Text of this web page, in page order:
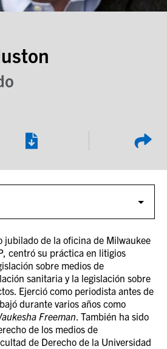
jubilado de la oficina de Milwaukee
centró su práctica en litigios
sobre medios de
sanitaria y la legislación sobre
Ejerció como periodista antes de
durante varios años como
Freeman. También ha sido
de los medios de
de Derecho de la Universidad